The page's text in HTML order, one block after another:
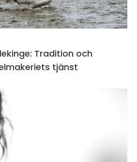
Tradition och
tjänst